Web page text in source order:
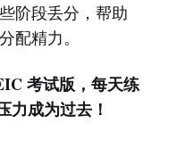
阶段丢分，帮助
配精力。
考试版，每天练
力成为过去！